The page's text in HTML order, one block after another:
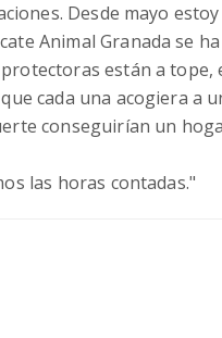
Desde mayo
Animal Granada se
están a
cada una acogiera a
conseguirían un
las horas contadas."